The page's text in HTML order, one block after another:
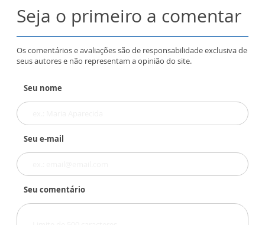
Seja o primeiro a comentar
Os comentários e avaliações são de responsabilidade exclusiva de
seus autores e não representam a opinião do site.
Seu nome
Seu e-mail
Seu comentário